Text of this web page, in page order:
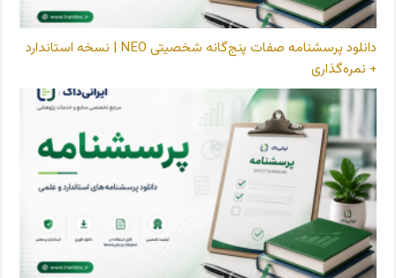
دانلود پرسشنامه صفات پنج‌گانه شخصیتی NEO | نسخه استاندارد
+ نمره‌گذاری